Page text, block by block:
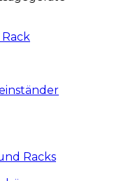
Racks